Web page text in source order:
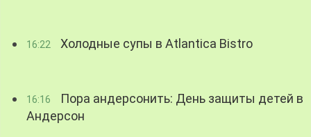
16:22 Холодные супы в Atlantica Bistro
16:16
Пора андерсонить: День защиты детей в
Андерсон